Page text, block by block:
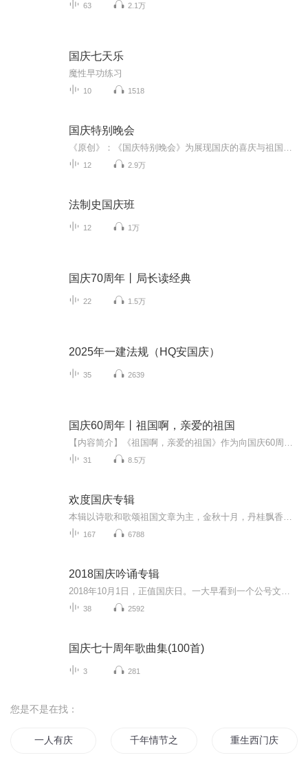
63 2.1万
国庆七天乐
魔性早功练习
10 1518
国庆特别晚会
12 2.9万
法制史国庆班
12 1万
国庆70周年丨局长读经典
22 1.5万
2025年一建法规（HQ安国庆）
35 2639
国庆60周年丨祖国啊，亲爱的祖国
31 8.5万
欢度国庆专辑
167 6788
2018国庆吟诵专辑
38 2592
国庆七十周年歌曲集(100首)
3 281
您是不是在找：
一人有庆 千年情节之三生三世 重生西门庆